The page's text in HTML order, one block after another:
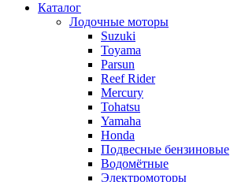
Каталог
Лодочные моторы
Suzuki
Toyama
Parsun
Reef Rider
Mercury
Tohatsu
Yamaha
Honda
Подвесные бензиновые
Водомётные
Электромоторы